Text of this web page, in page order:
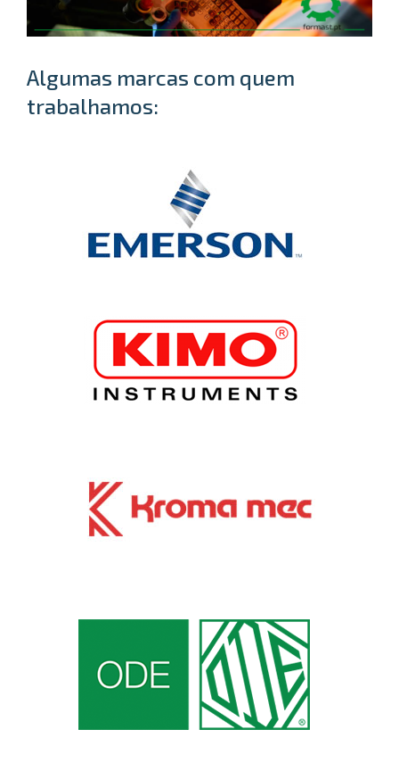
Algumas marcas com quem
trabalhamos: